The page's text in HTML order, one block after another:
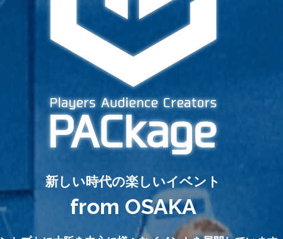
新しい時代の楽しいイベント
from OSAKA